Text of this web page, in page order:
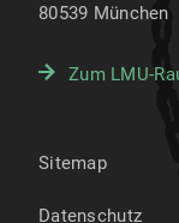
80539 München
Zum LMU-
Sitemap
Datenschutz